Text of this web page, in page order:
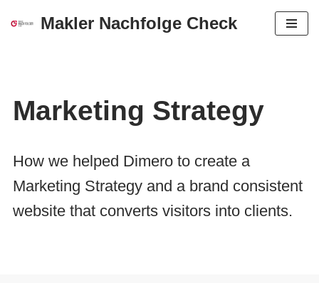
Makler Nachfolge Check
Marketing Strategy
How we helped Dimero to create a
Marketing Strategy and a brand consistent
website that converts visitors into clients.